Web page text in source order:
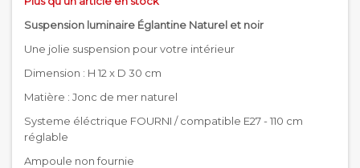
Suspension luminaire Églantine Naturel et noir
Une jolie suspension pour votre intérieur
Dimension : H 12 x D 30 cm
Matière : Jonc de mer naturel
Systeme éléctrique FOURNI / compatible E27 - 110 cm
réglable
Ampoule non fournie